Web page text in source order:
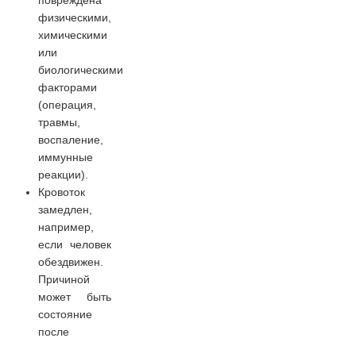
физическими,
химическими
или
биологическими
факторами
(операция,
травмы,
воспаление,
иммунные
реакции).
Кровоток
замедлен,
например,
если человек
обездвижен.
Причиной
может быть
состояние
после